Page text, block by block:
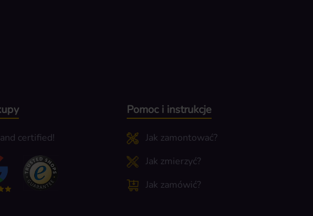
certified!
Pomoc i instrukcje
Jak zamontować?
Jak zmierzyć?
Jak zamówić?